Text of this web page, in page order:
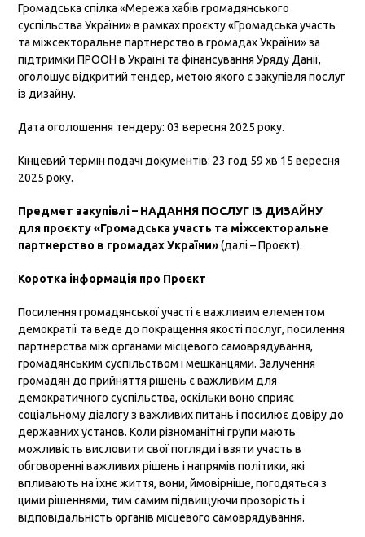
Громадська спілка «Мережа хабів громадянського
суспільства України» в рамках проєкту «Громадська участь
та міжсекторальне партнерство в громадах України» за
підтримки ПРООН в Україні та фінансування Уряду Данії,
оголошує відкритий тендер, метою якого є закупівля послуг
із дизайну.
Дата оголошення тендеру: 03 вересня 2025 року.
Кінцевий термін подачі документів: 23 год 59 хв 15 вересня
2025 року.
Предмет закупівлі – НАДАННЯ ПОСЛУГ ІЗ ДИЗАЙНУ
для проєкту «Громадська участь та міжсекторальне
партнерство в громадах України»(далі – Проєкт).
Коротка інформація про Проєкт
Посилення громадянської участі є важливим елементом
демократії та веде до покращення якості послуг, посилення
партнерства між органами місцевого самоврядування,
громадянським суспільством і мешканцями. Залучення
громадян до прийняття рішень є важливим для
демократичного суспільства, оскільки воно сприяє
соціальному діалогу з важливих питань і посилює довіру до
державних установ. Коли різноманітні групи мають
можливість висловити свої погляди і взяти участь в
обговоренні важливих рішень і напрямів політики, які
впливають на їхнє життя, вони, ймовірніше, погодяться з
цими рішеннями, тим самим підвищуючи прозорість і
відповідальність органів місцевого самоврядування.